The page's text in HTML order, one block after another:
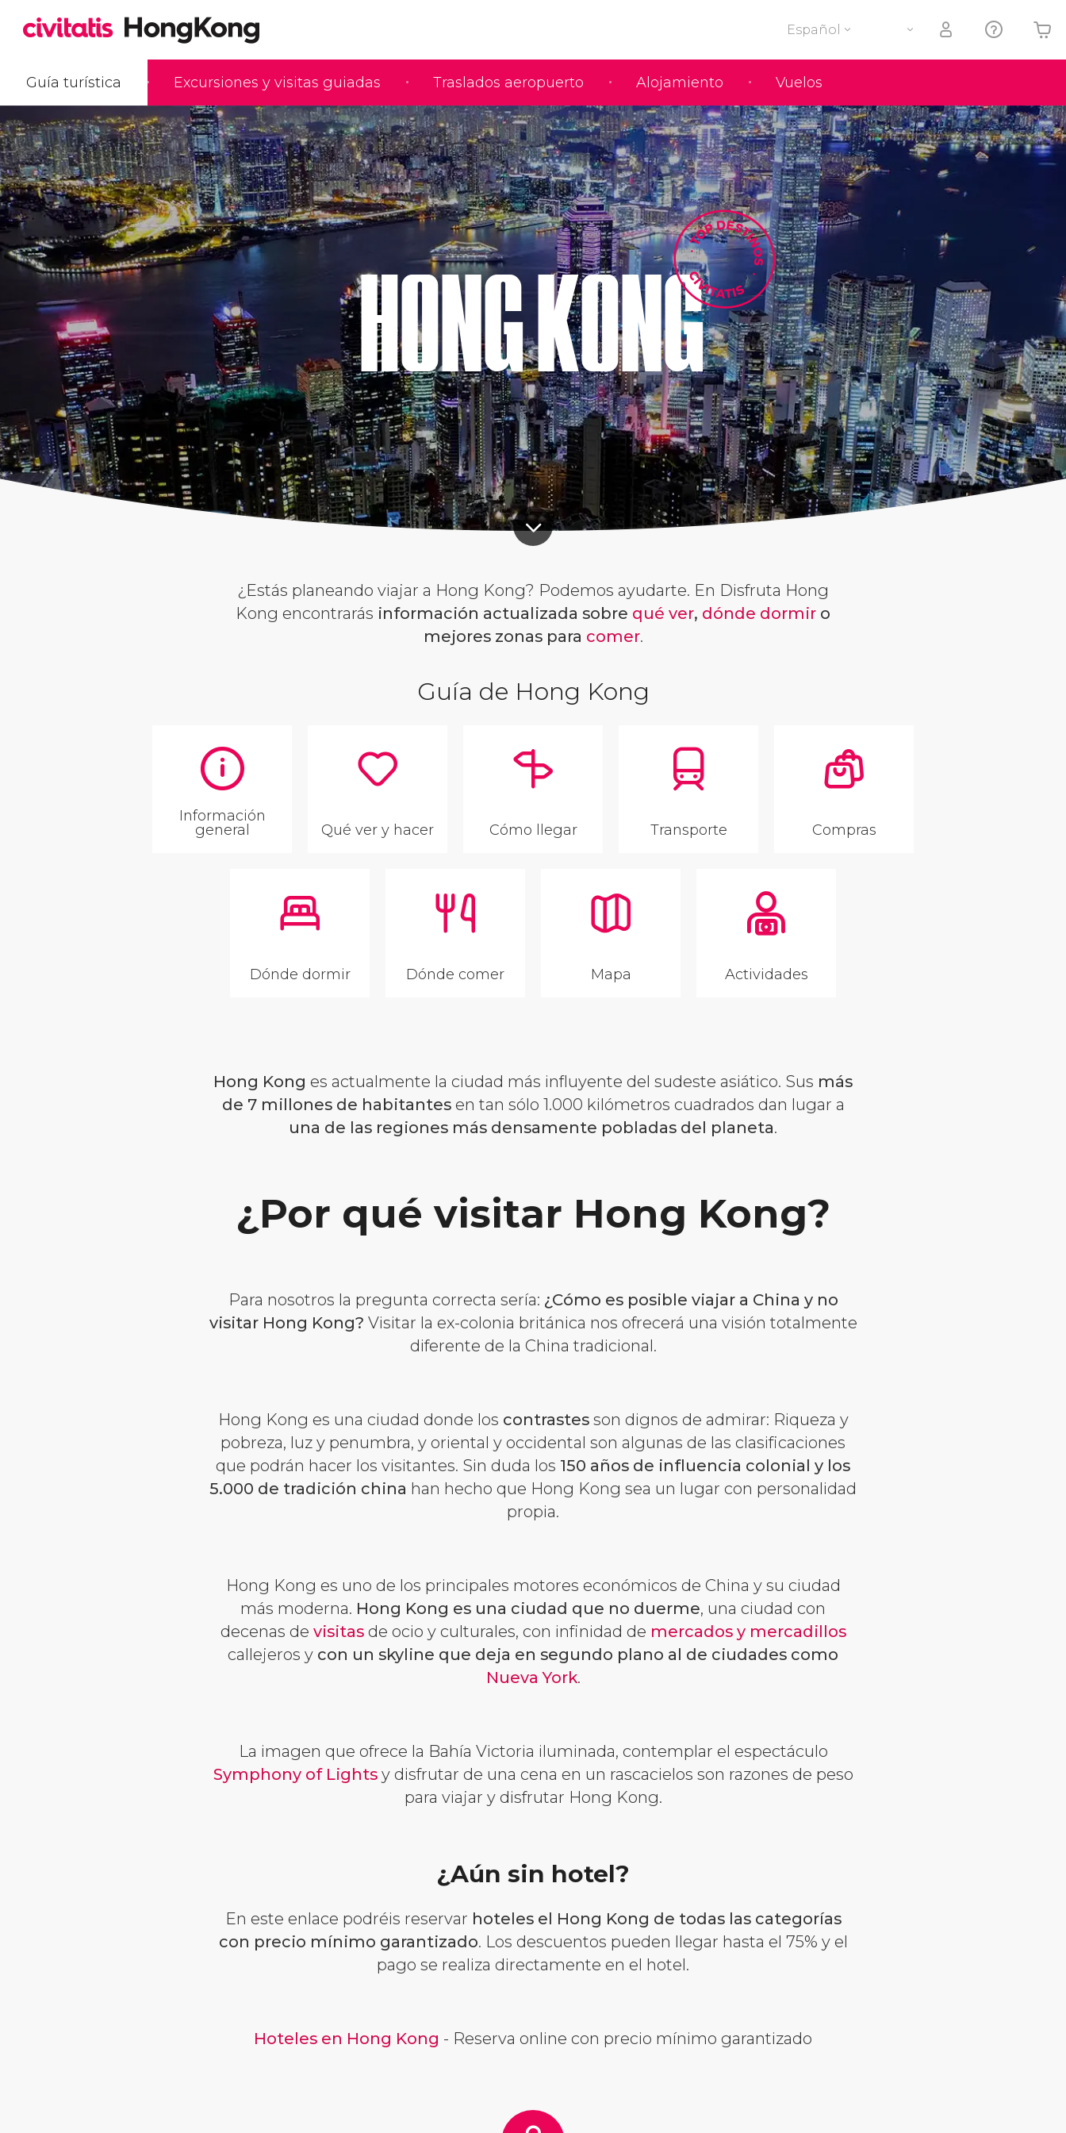
Guía turística Excursiones y visitas guiadas Traslados aeropuerto Alojamiento Vuelos
Español
HONG KONG
¿Estás planeando viajar a Hong Kong? Podemos ayudarte. En Disfruta Hong
Kong encontrarás información actualizada sobre qué ver, dónde dormir o
mejores zonas para comer.
Guía de Hong Kong
Información
general
Qué ver y hacer Cómo llegar Transporte Compras
Dónde dormir Dónde comer Mapa Actividades
Hong Kong es actualmente la ciudad más influyente del sudeste asiático. Sus más
de 7 millones de habitantesen tan sólo 1.000 kilómetros cuadrados dan lugar a
una de las regiones más densamente pobladas del planeta.
¿Por qué visitar Hong Kong?
Para nosotros la pregunta correcta sería: ¿Cómo es posible viajar a China y no
visitar Hong Kong? Visitar la ex-colonia británica nos ofrecerá una visión totalmente
diferente de la China tradicional.
Hong Kong es una ciudad donde los contrastesson dignos de admirar: Riqueza y
pobreza, luz y penumbra, y oriental y occidental son algunas de las clasificaciones
que podrán hacer los visitantes. Sin duda los 150 años de influencia colonial y los
5.000 de tradición china han hecho que Hong Kong sea un lugar con personalidad
propia.
Hong Kong es uno de los principales motores económicos de China y su ciudad
más moderna. Hong Kong es una ciudad que no duerme, una ciudad con
decenas de visitasde ocio y culturales, con infinidad de mercados y mercadillos
callejeros y con un skyline que deja en segundo plano al de ciudades como
Nueva York.
La imagen que ofrece la Bahía Victoria iluminada, contemplar el espectáculo
Symphony of Lightsy disfrutar de una cena en un rascacielos son razones de peso
para viajar y disfrutar Hong Kong.
¿Aún sin hotel?
En este enlace podréis reservar hoteles el Hong Kong de todas las categorías
con precio mínimo garantizado. Los descuentos pueden llegar hasta el 75% y el
pago se realiza directamente en el hotel.
Hoteles en Hong Kong - Reserva online con precio mínimo garantizado